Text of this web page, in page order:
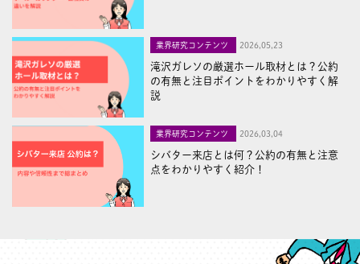
業界研究コンテンツ 2026,05,23
滝沢ガレソの厳選ホール取材とは？公約
の有無と注目ポイントをわかりやすく解
説
業界研究コンテンツ 2026,03,04
シバター来店とは何？公約の有無と注意
点をわかりやすく紹介！